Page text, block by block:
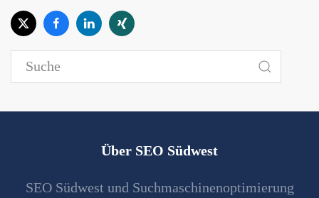
Über SEO Südwest
SEO Südwest und Suchmaschinenoptimierung